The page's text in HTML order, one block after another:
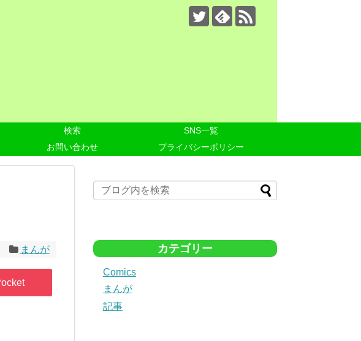
検索
SNS一覧
お問い合わせ プライバシーポリシー
まんが カテゴリー
Comics
まんが
記事